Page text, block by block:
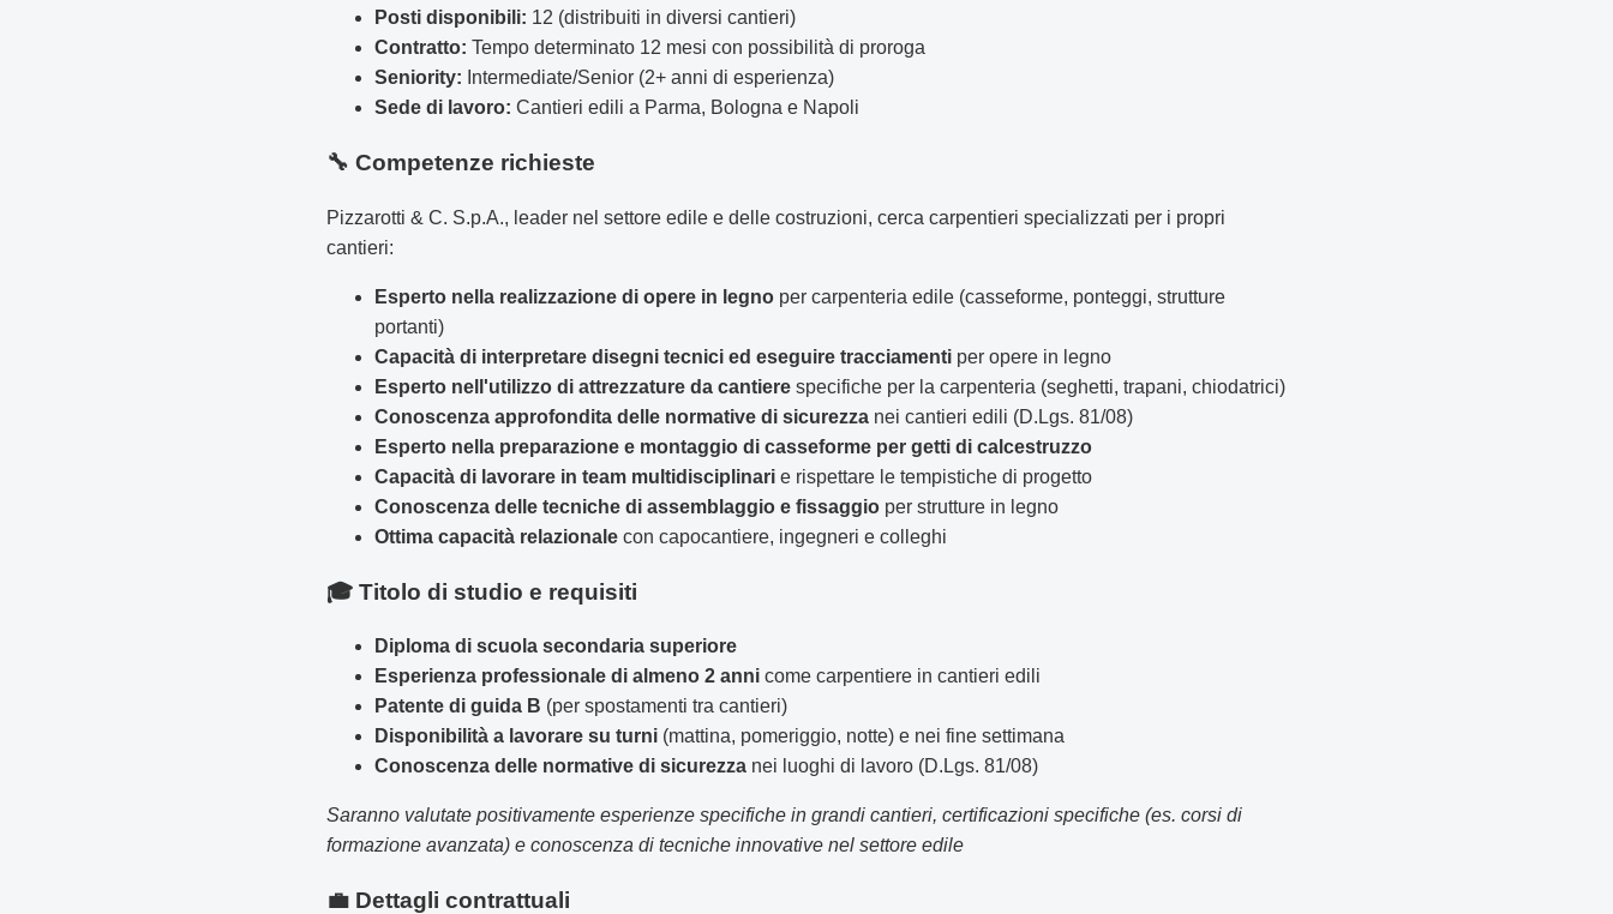
Posti disponibili: 12 (distribuiti in diversi cantieri)
Contratto: Tempo determinato 12 mesi con possibilità di proroga
Seniority: Intermediate/Senior (2+ anni di esperienza)
Sede di lavoro: Cantieri edili a Parma, Bologna e Napoli
🔧 Competenze richieste
Pizzarotti & C. S.p.A., leader nel settore edile e delle costruzioni, cerca carpentieri specializzati per i propri
cantieri:
Esperto nella realizzazione di opere in legno per carpenteria edile (casseforme, ponteggi, strutture
portanti)
Capacità di interpretare disegni tecnici ed eseguire tracciamenti per opere in legno
Esperto nell'utilizzo di attrezzature da cantiere specifiche per la carpenteria (seghetti, trapani, chiodatrici)
Conoscenza approfondita delle normative di sicurezza nei cantieri edili (D.Lgs. 81/08)
Esperto nella preparazione e montaggio di casseforme per getti di calcestruzzo
Capacità di lavorare in team multidisciplinari e rispettare le tempistiche di progetto
Conoscenza delle tecniche di assemblaggio e fissaggio per strutture in legno
Ottima capacità relazionale con capocantiere, ingegneri e colleghi
🎓 Titolo di studio e requisiti
Diploma di scuola secondaria superiore
Esperienza professionale di almeno 2 anni come carpentiere in cantieri edili
Patente di guida B (per spostamenti tra cantieri)
Disponibilità a lavorare su turni (mattina, pomeriggio, notte) e nei fine settimana
Conoscenza delle normative di sicurezza nei luoghi di lavoro (D.Lgs. 81/08)
Saranno valutate positivamente esperienze specifiche in grandi cantieri, certificazioni specifiche (es. corsi di
formazione avanzata) e conoscenza di tecniche innovative nel settore edile
💼 Dettagli contrattuali